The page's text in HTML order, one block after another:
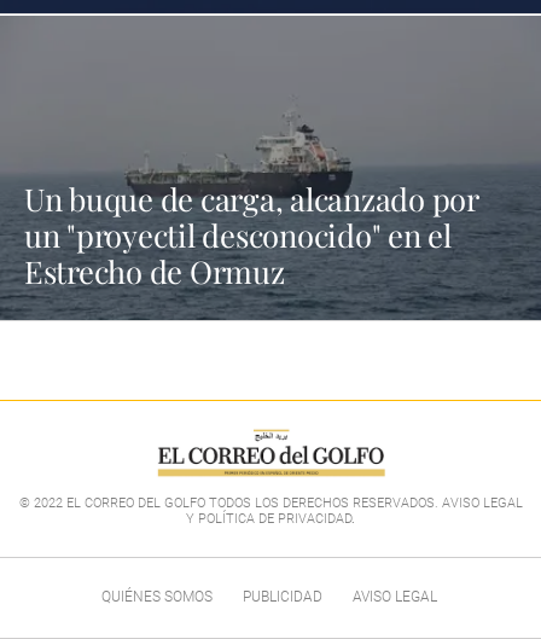
Un buque de carga, alcanzado por
un "proyectil desconocido" en el
Estrecho de Ormuz
© 2022 EL CORREO DEL GOLFO TODOS LOS DERECHOS RESERVADOS. AVISO LEGAL
Y POLÍTICA DE PRIVACIDAD.
QUIÉNES SOMOS PUBLICIDAD AVISO LEGAL